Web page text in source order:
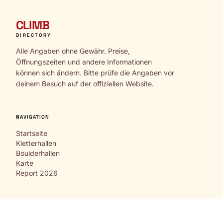
CLIMB
DIRECTORY
Alle Angaben ohne Gewähr. Preise,
Öffnungszeiten und andere Informationen
können sich ändern. Bitte prüfe die Angaben vor
deinem Besuch auf der offiziellen Website.
NAVIGATION
Startseite
Kletterhallen
Boulderhallen
Karte
Report 2026